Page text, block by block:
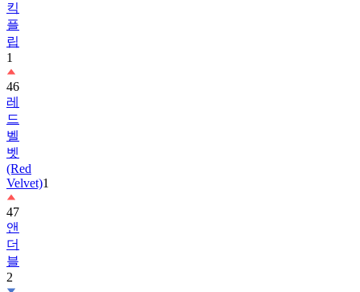
킥
플
립
1
46
레
드
벨
벳
(Red
Velvet)1
47
앤
더
블
2